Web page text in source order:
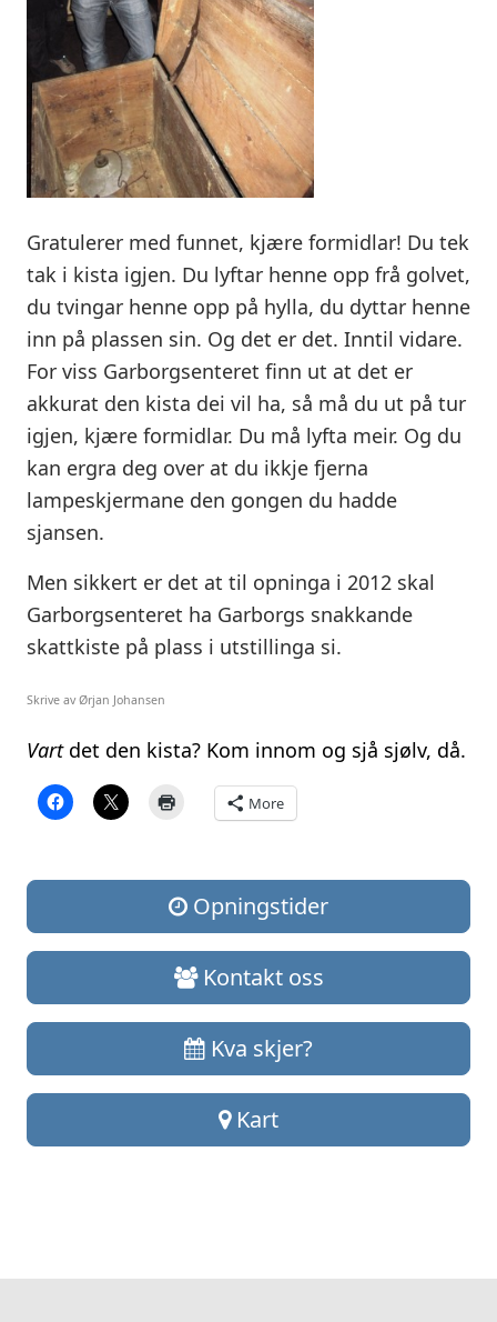
Gratulerer med funnet, kjære formidlar! Du tek
tak i kista igjen. Du lyftar henne opp frå golvet,
du tvingar henne opp på hylla, du dyttar henne
inn på plassen sin. Og det er det. Inntil vidare.
For viss Garborgsenteret finn ut at det er
akkurat den kista dei vil ha, så må du ut på tur
igjen, kjære formidlar. Du må lyfta meir. Og du
kan ergra deg over at du ikkje fjerna
lampeskjermane den gongen du hadde
sjansen.
Men sikkert er det at til opninga i 2012 skal
Garborgsenteret ha Garborgs snakkande
skattkiste på plass i utstillinga si.
Skrive av Ørjan Johansen
Vartdet den kista? Kom innom og sjå sjølv, då.
More
Opningstider
Kontakt oss
Kva skjer?
Kart